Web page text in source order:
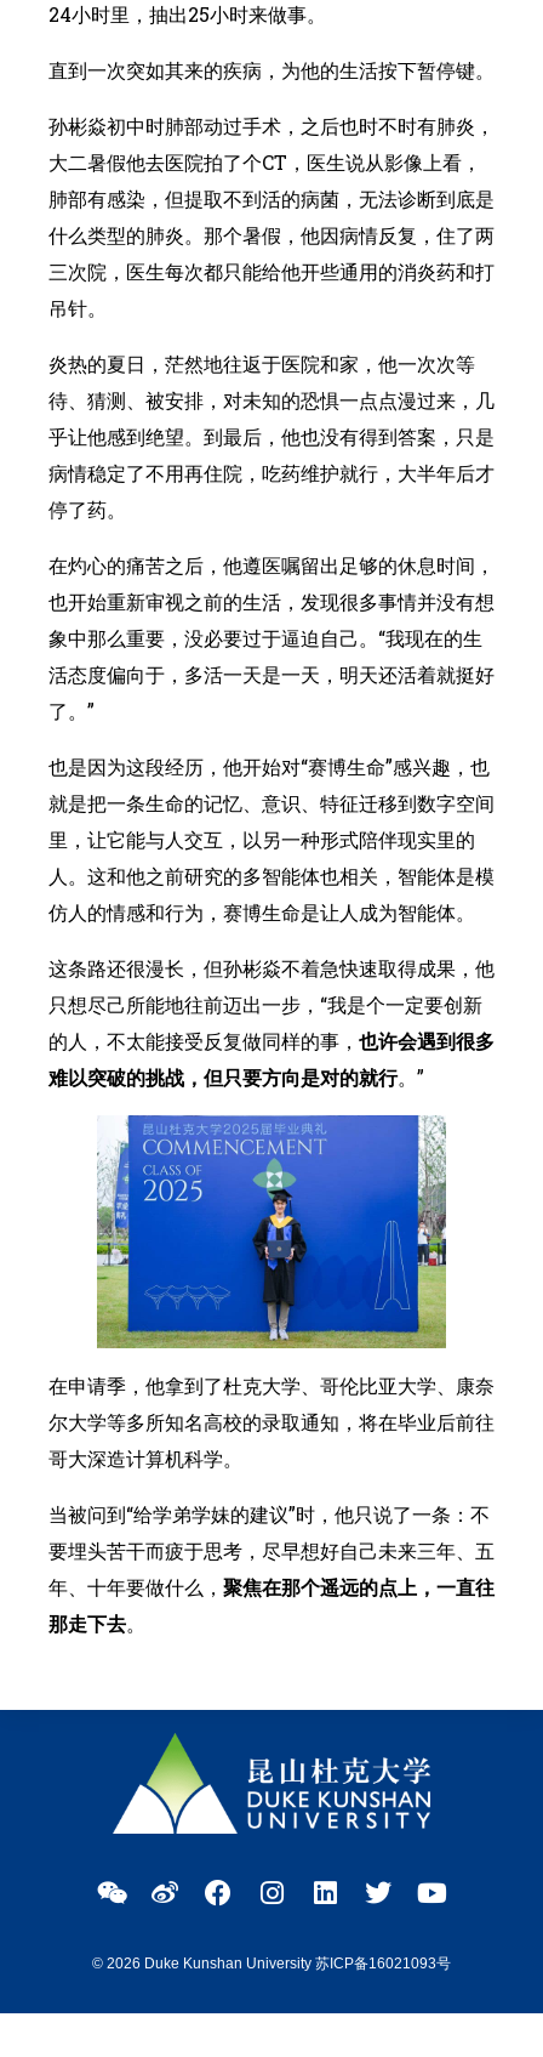
24小时里，抽出25小时来做事。
直到一次突如其来的疾病，为他的生活按下暂停键。
孙彬焱初中时肺部动过手术，之后也时不时有肺炎，
大二暑假他去医院拍了个CT，医生说从影像上看，
肺部有感染，但提取不到活的病菌，无法诊断到底是
什么类型的肺炎。那个暑假，他因病情反复，住了两
三次院，医生每次都只能给他开些通用的消炎药和打
吊针。
炎热的夏日，茫然地往返于医院和家，他一次次等
待、猜测、被安排，对未知的恐惧一点点漫过来，几
乎让他感到绝望。到最后，他也没有得到答案，只是
病情稳定了不用再住院，吃药维护就行，大半年后才
停了药。
在灼心的痛苦之后，他遵医嘱留出足够的休息时间，
也开始重新审视之前的生活，发现很多事情并没有想
象中那么重要，没必要过于逼迫自己。“我现在的生
活态度偏向于，多活一天是一天，明天还活着就挺好
了。”
也是因为这段经历，他开始对“赛博生命”感兴趣，也
就是把一条生命的记忆、意识、特征迁移到数字空间
里，让它能与人交互，以另一种形式陪伴现实里的
人。这和他之前研究的多智能体也相关，智能体是模
仿人的情感和行为，赛博生命是让人成为智能体。
这条路还很漫长，但孙彬焱不着急快速取得成果，他
只想尽己所能地往前迈出一步，“我是个一定要创新
的人，不太能接受反复做同样的事， 也许会遇到很多
难以突破的挑战，但只要方向是对的就行。”
在申请季，他拿到了杜克大学、哥伦比亚大学、康奈
尔大学等多所知名高校的录取通知，将在毕业后前往
哥大深造计算机科学。
当被问到“给学弟学妹的建议”时，他只说了一条：不
要埋头苦干而疲于思考，尽早想好自己未来三年、五
年、十年要做什么， 聚焦在那个遥远的点上，一直往
那走下去。
© 2026 Duke Kunshan University 苏ICP备16021093号